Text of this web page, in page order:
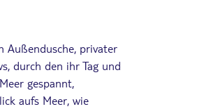
Außendusche, privater
durch den ihr Tag und
gespannt,
aufs Meer, wie